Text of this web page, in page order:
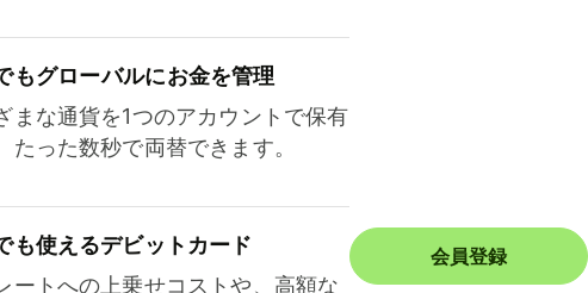
もグ⁠ロ⁠ー⁠バ⁠ルにお金を管理
まな通貨を1つのアカウントで保有
たった数秒で両替できます。
も使えるデビットカード
ートへの上乗せコストや、高額な
会員登録